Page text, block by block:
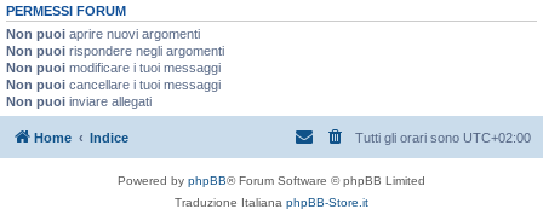
PERMESSI FORUM
Non puoi aprire nuovi argomenti
Non puoi rispondere negli argomenti
Non puoi modificare i tuoi messaggi
Non puoi cancellare i tuoi messaggi
Non puoi inviare allegati
Home Indice Tutti gli orari sono UTC+02:00
Powered by phpBB® Forum Software © phpBB Limited
Traduzione Italiana phpBB-Store.it